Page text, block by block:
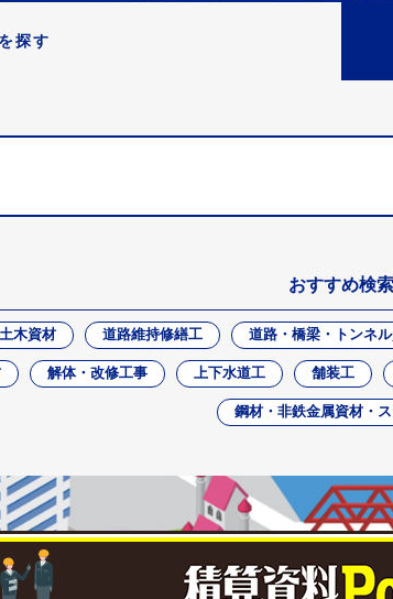
探す
おすすめ検索
木資材 道路維持修繕工 道路・橋梁・トンネ
解体・改修工事 上下水道工 舗装工
鋼材・非鉄金属資材・